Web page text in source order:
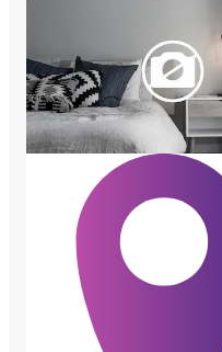
sérieuse et je serais ravie de
cette opportunité avec vous.
beaucoup et à bientôt !